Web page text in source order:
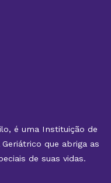
é uma Instituição de
que abriga as
de suas vidas.